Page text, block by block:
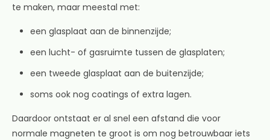
te maken, maar meestal met:
een glasplaat aan de binnenzijde;
een lucht- of gasruimte tussen de glasplaten;
een tweede glasplaat aan de buitenzijde;
soms ook nog coatings of extra lagen.
Daardoor ontstaat er al snel een afstand die voor
normale magneten te groot is om nog betrouwbaar iets